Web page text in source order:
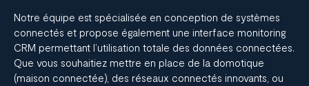
Notre équipe est spécialisée en conception de systèmes
connectés et propose également une interface monitoring
CRM permettant l’utilisation totale des données connectées.
Que vous souhaitiez mettre en place de la domotique
(maison connectée), des réseaux connectés innovants, ou